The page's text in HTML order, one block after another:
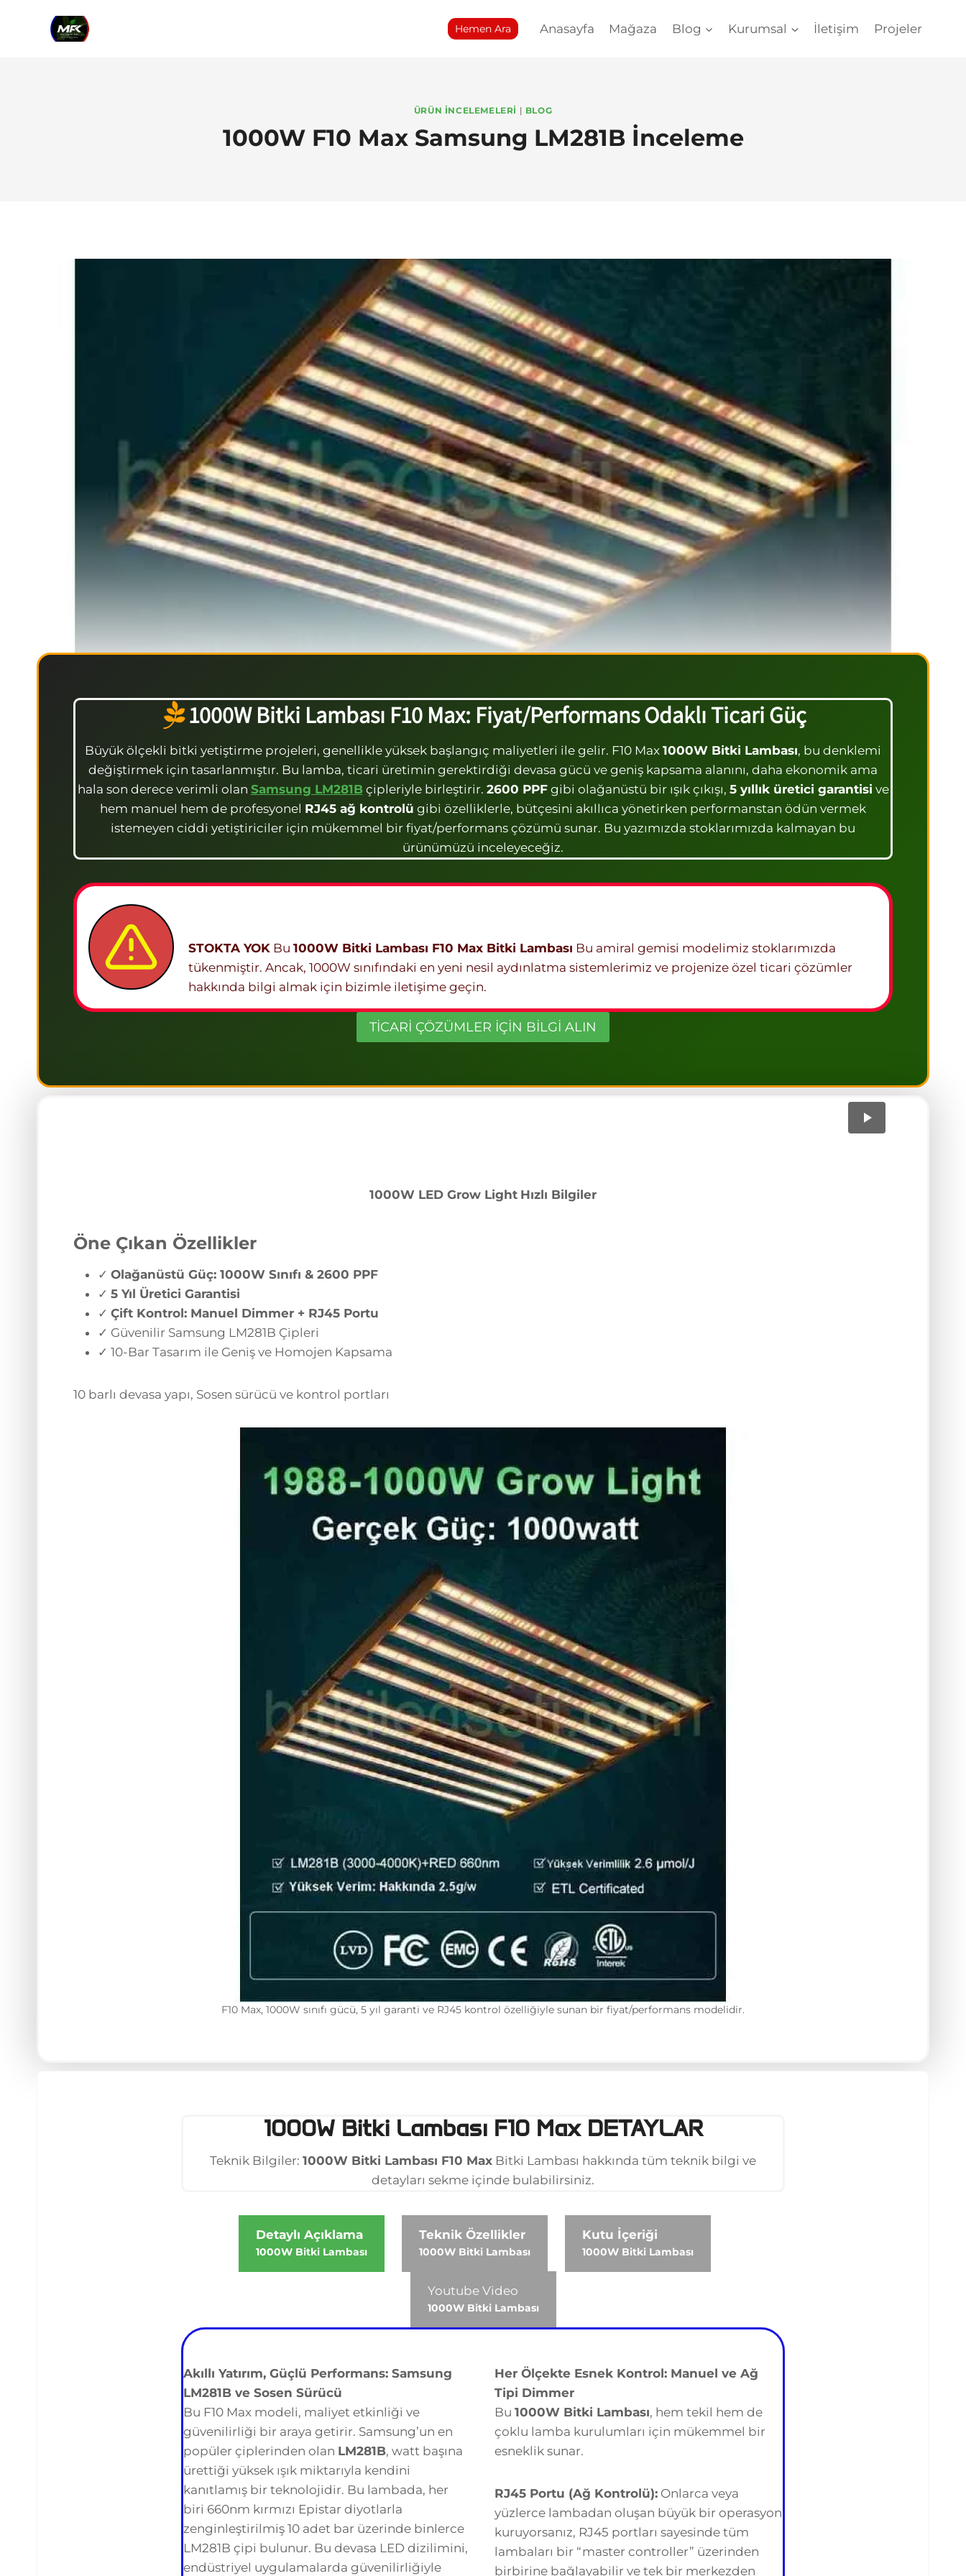
Hemen Ara Anasayfa Mağaza Blog Kurumsal İletişim Projeler
ÜRÜN İNCELEMELERI | BLOG
1000W F10 Max Samsung LM281B İnceleme
1000W Bitki Lambası F10 Max: Fiyat/Performans Odaklı Ticari Güç
Büyük ölçekli bitki yetiştirme projeleri, genellikle yüksek başlangıç maliyetleri ile gelir. F10 Max 1000W Bitki Lambası, bu denklemi
değiştirmek için tasarlanmıştır. Bu lamba, ticari üretimin gerektirdiği devasa gücü ve geniş kapsama alanını, daha ekonomik ama
hala son derece verimli olan Samsung LM281Bçipleriyle birleştirir. 2600 PPFgibi olağanüstü bir ışık çıkışı, 5 yıllık üretici garantisi ve
hem manuel hem de profesyonel RJ45 ağ kontrolü gibi özelliklerle, bütçesini akıllıca yönetirken performanstan ödün vermek
istemeyen ciddi yetiştiriciler için mükemmel bir fiyat/performans çözümü sunar. Bu yazımızda stoklarımızda kalmayan bu
ürünümüzü inceleyeceğiz.
STOKTA YOK Bu 1000W Bitki Lambası F10 Max Bitki Lambası Bu amiral gemisi modelimiz stoklarımızda
tükenmiştir. Ancak, 1000W sınıfındaki en yeni nesil aydınlatma sistemlerimiz ve projenize özel ticari çözümler
hakkında bilgi almak için bizimle iletişime geçin.
TİCARİ ÇÖZÜMLER İÇİN BİLGİ ALIN
1000W LED Grow Light Hızlı Bilgiler
Öne Çıkan Özellikler
✓ Olağanüstü Güç: 1000W Sınıfı & 2600 PPF
✓ 5 Yıl Üretici Garantisi
✓ Çift Kontrol: Manuel Dimmer + RJ45 Portu
✓ Güvenilir Samsung LM281B Çipleri
✓ 10-Bar Tasarım ile Geniş ve Homojen Kapsama
10 barlı devasa yapı, Sosen sürücü ve kontrol portları
F10 Max, 1000W sınıfı gücü, 5 yıl garanti ve RJ45 kontrol özelliğiyle sunan bir fiyat/performans modelidir.
1000W Bitki Lambası F10 Max DETAYLAR
Teknik Bilgiler: 1000W Bitki Lambası F10 Max Bitki Lambası hakkında tüm teknik bilgi ve
detayları sekme içinde bulabilirsiniz.
Detaylı Açıklama
1000W Bitki Lambası
Teknik Özellikler
1000W Bitki Lambası
Kutu İçeriği
1000W Bitki Lambası
Youtube Video
1000W Bitki Lambası
Akıllı Yatırım, Güçlü Performans: Samsung
LM281B ve Sosen Sürücü
Bu F10 Max modeli, maliyet etkinliği ve
güvenilirliği bir araya getirir. Samsung’un en
popüler çiplerinden olan LM281B, watt başına
ürettiği yüksek ışık miktarıyla kendini
kanıtlamış bir teknolojidir. Bu lambada, her
biri 660nm kırmızı Epistar diyotlarla
zenginleştirilmiş 10 adet bar üzerinde binlerce
LM281B çipi bulunur. Bu devasa LED dizilimini,
endüstriyel uygulamalarda güvenilirliğiyle
Her Ölçekte Esnek Kontrol: Manuel ve Ağ
Tipi Dimmer
Bu 1000W Bitki Lambası, hem tekil hem de
çoklu lamba kurulumları için mükemmel bir
esneklik sunar.
RJ45 Portu (Ağ Kontrolü): Onlarca veya
yüzlerce lambadan oluşan büyük bir operasyon
kuruyorsanız, RJ45 portları sayesinde tüm
lambaları bir “master controller” üzerinden
birbirine bağlayabilir ve tek bir merkezden